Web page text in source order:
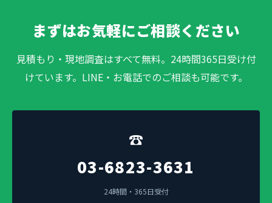
まずはお気軽にご相談ください
見積もり・現地調査はすべて無料。24時間365日受け付
けています。LINE・お電話でのご相談も可能です。
☎
03-6823-3631
24時間・365日受付